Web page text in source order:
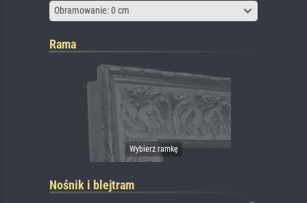
Obramowanie: 0 cm
Rama
Nośnik i blejtram